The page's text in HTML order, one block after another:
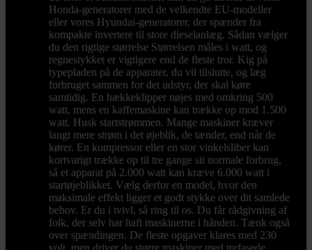
Honda-generatorer med de velkendte EU-modeller
eller vores Hyundai-generatorer, der spænder fra
kompakte invertere til store dieselanlæg. Sådan vælger
du den rigtige størrelse Størrelsen måles i watt, og
regnestykket er vigtigere end de fleste tror. Kig på
typepladen på de apparater, du vil tilslutte, og læg
forbruget sammen for det udstyr, der skal køre
samtidig. En hækkeklipper nøjes med omkring 500
watt, mens en kaffemaskine kan trække op mod 1.500
watt. Husk startstrømmen. Mange maskiner kræver
langt mere strøm i det øjeblik, de tænder, end når de
kører. En kompressor eller en stor vinkelsliber kan
kortvarigt trække op til tre gange sit normale forbrug,
så et apparat på 2.000 watt kan kræve 6.000 watt i
startøjeblikket. Vælg derfor en model, hvor den
maksimale effekt ligger et godt stykke over dit samlede
behov. Er du i tvivl, så ring til os. Du får rådgivning af
folk, der selv har haft maskinerne i hånden. Tænk også
over spændingen. De fleste opgaver klares med 230